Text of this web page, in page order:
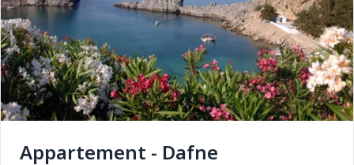
Appartement - Dafne